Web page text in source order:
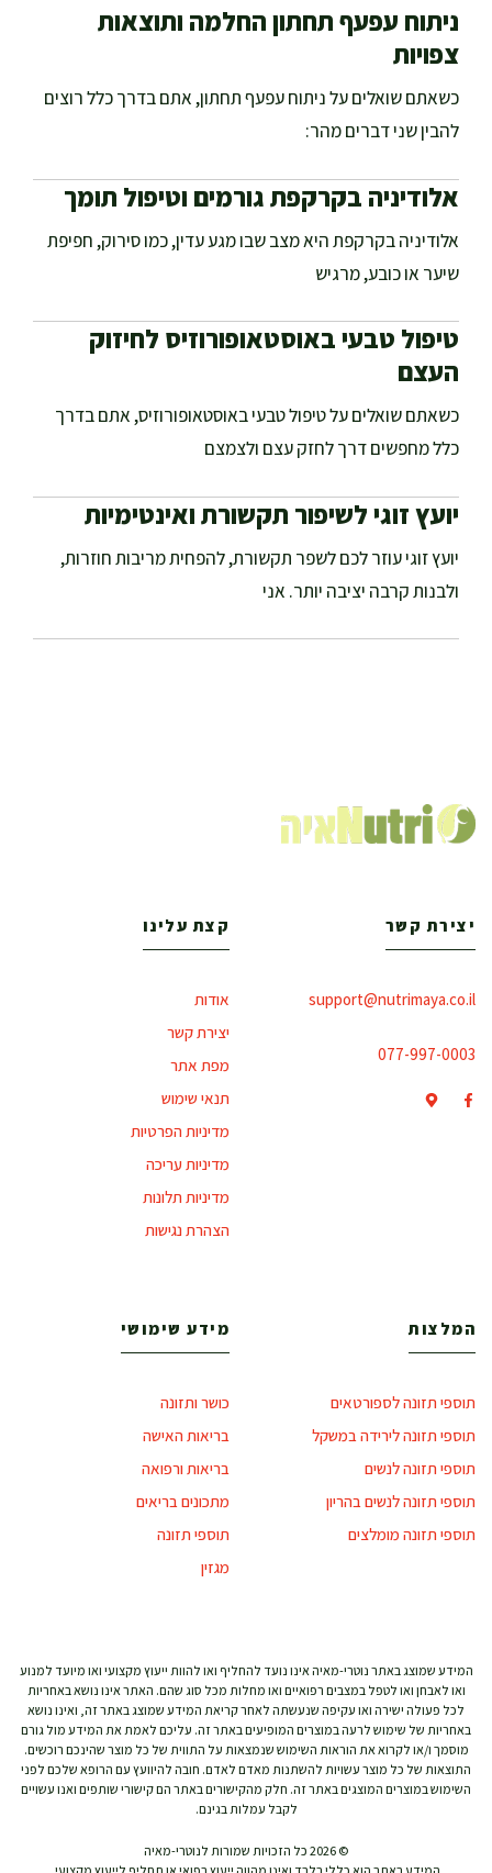
ניתוח עפעף תחתון החלמה ותוצאות
צפויות
כשאתם שואלים על ניתוח עפעף תחתון, אתם בדרך כלל רוצים
להבין שני דברים מהר:
אלודיניה בקרקפת גורמים וטיפול תומך
אלודיניה בקרקפת היא מצב שבו מגע עדין, כמו סירוק, חפיפת
שיער או כובע, מרגיש
טיפול טבעי באוסטאופורוזיס לחיזוק
העצם
כשאתם שואלים על טיפול טבעי באוסטאופורוזיס, אתם בדרך
כלל מחפשים דרך לחזק עצם ולצמצם
יועץ זוגי לשיפור תקשורת ואינטימיות
יועץ זוגי עוזר לכם לשפר תקשורת, להפחית מריבות חוזרות,
ולבנות קרבה יציבה יותר. אני
יצירת קשר
support@nutrimaya.co.il
077-997-0003
קצת עלינו
אודות
יצירת קשר
מפת אתר
תנאי שימוש
מדיניות הפרטיות
מדיניות עריכה
מדיניות תלונות
הצהרת נגישות
המלצות
תוספי תזונה לספורטאים
תוספי תזונה לירידה במשקל
תוספי תזונה לנשים
תוספי תזונה לנשים בהריון
תוספי תזונה מומלצים
מידע שימושי
כושר ותזונה
בריאות האישה
בריאות ורפואה
מתכונים בריאים
תוספי תזונה
מגזין
המידע שמוצג באתר נוטרי-מאיה אינו נועד להחליף ואו להוות ייעוץ מקצועי ואו מיועד למנוע
ואו לאבחן ואו לטפל במצבים רפואיים ואו מחלות מכל סוג שהם. האתר אינו נושא באחריות
לכל פעולה ישירה ואו עקיפה שנעשתה לאחר קריאת המידע שמוצג באתר זה, ואינו נושא
באחריות של שימוש לרעה במוצרים המופיעים באתר זה. עליכם לאמת את המידע מול גורם
מוסמך ו/או לקרוא את הוראות השימוש שנמצאות על התווית של כל מוצר שהינכם רוכשים.
התוצאות של כל מוצר עשויות להשתנות מאדם לאדם. חובה להיוועץ עם הרופא שלכם לפני
השימוש במוצרים המוצגים באתר זה. חלק מהקישורים באתר הם קישורי שותפים ואנו עשויים
לקבל עמלות בגינם.
© 2026 כל הזכויות שמורות לנוטרי-מאיה